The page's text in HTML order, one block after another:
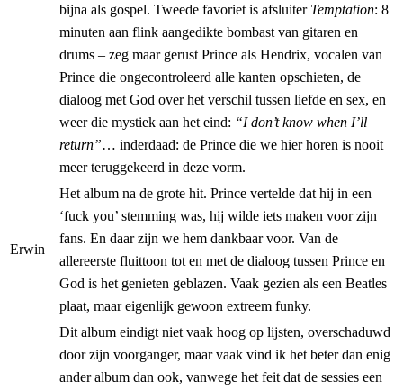
bijna als gospel. Tweede favoriet is afsluiter Temptation: 8
minuten aan flink aangedikte bombast van gitaren en
drums – zeg maar gerust Prince als Hendrix, vocalen van
Prince die ongecontroleerd alle kanten opschieten, de
dialoog met God over het verschil tussen liefde en sex, en
weer die mystiek aan het eind: “I don’t know when I’ll
return”… inderdaad: de Prince die we hier horen is nooit
meer teruggekeerd in deze vorm.
Erwin
Het album na de grote hit. Prince vertelde dat hij in een
‘fuck you’ stemming was, hij wilde iets maken voor zijn
fans. En daar zijn we hem dankbaar voor. Van de
allereerste fluittoon tot en met de dialoog tussen Prince en
God is het genieten geblazen. Vaak gezien als een Beatles
plaat, maar eigenlijk gewoon extreem funky.
Dit album eindigt niet vaak hoog op lijsten, overschaduwd
door zijn voorganger, maar vaak vind ik het beter dan enig
ander album dan ook, vanwege het feit dat de sessies een